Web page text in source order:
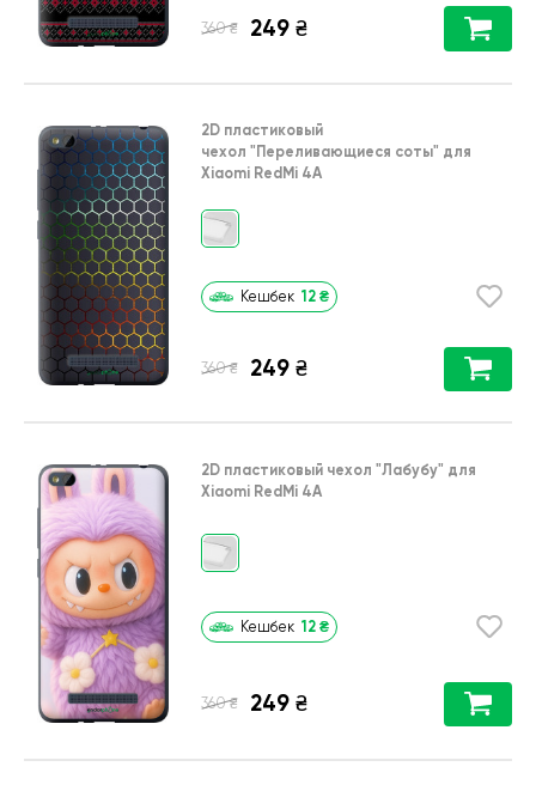
360 ₴ 249 ₴
2D пластиковый
чехол "Переливающиеся соты" для
Xiaomi RedMi 4A
Кешбек 12 ₴
360 ₴ 249 ₴
2D пластиковый чехол "Лабубу" для
Xiaomi RedMi 4A
Кешбек 12 ₴
360 ₴ 249 ₴